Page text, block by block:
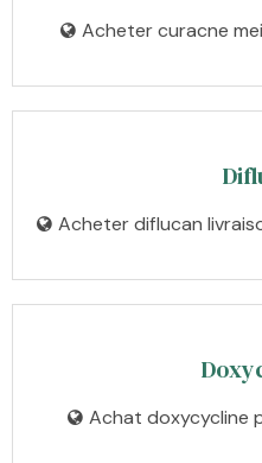
Acheter curacne
Acheter diflucan
Achat doxycycline